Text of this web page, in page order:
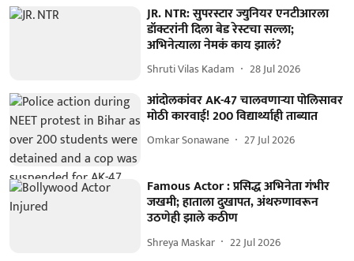
JR. NTR: सुपरस्टार ज्युनियर एनटीआरला
डॉक्टरांनी दिला बेड रेस्टचा सल्ला;
अभिनेत्याला नेमकं काय झालं?
Shruti Vilas Kadam 28 Jul 2026
आंदोलकांवर AK-47 चालवणाऱ्या पोलिसावर
मोठी कारवाई! 200 विद्यार्थ्याही ताब्यात
Omkar Sonawane 27 Jul 2026
Famous Actor : प्रसिद्ध अभिनेता गंभीर
जखमी; हाताला दुखापत, अंथरुणावरून
उठणेही झाले कठीण
Shreya Maskar 22 Jul 2026